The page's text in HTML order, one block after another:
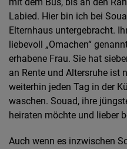
Labied. Hier bin ich bei
Elternhaus untergebracht.
liebevoll „Omachen“
erhabene Frau. Sie hat
an Rente und Altersruhe ist
weiterhin jeden Tag in der
waschen. Souad, ihre
heiraten möchte und lieber
Auch wenn es inzwischen